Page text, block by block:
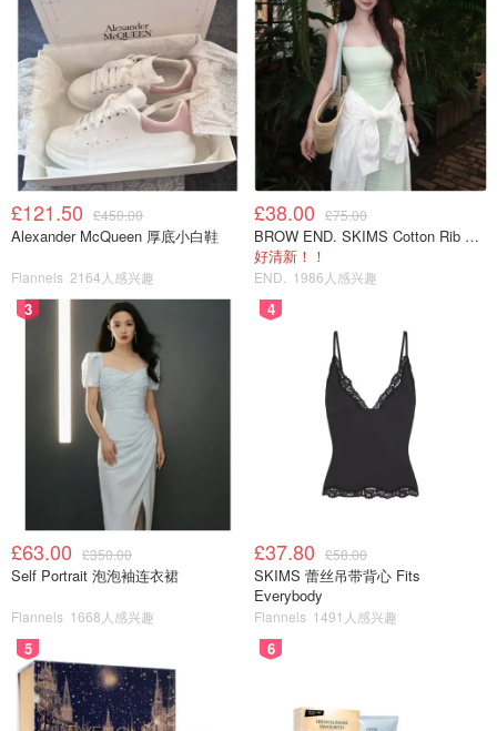
£121.50 £450.00
Alexander McQueen 厚底小白鞋
Flannels 2164人感兴趣
£38.00 £75.00
BROW END. SKIMS Cotton Rib 长款背心连衣裙 薄荷绿
好清新！！
END. 1986人感兴趣
3
£63.00 £350.00
Self Portrait 泡泡袖连衣裙
Flannels 1668人感兴趣
4
£37.80 £58.00
SKIMS 蕾丝吊带背心 Fits
Everybody
Flannels 1491人感兴趣
5 6